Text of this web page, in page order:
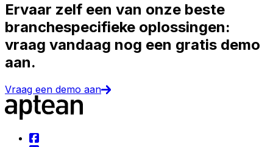
Ervaar zelf een van onze beste
branchespecifieke oplossingen:
vraag vandaag nog een gratis demo
aan.
Vraag een demo aan